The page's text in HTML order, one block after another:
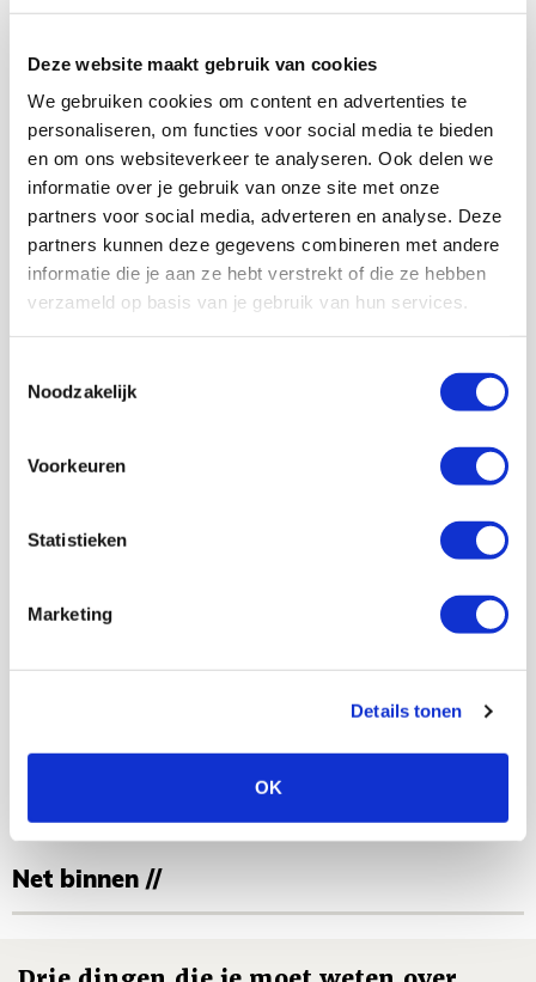
Deze website maakt gebruik van cookies
We gebruiken cookies om content en advertenties te
personaliseren, om functies voor social media te bieden
en om ons websiteverkeer te analyseren. Ook delen we
informatie over je gebruik van onze site met onze
partners voor social media, adverteren en analyse. Deze
partners kunnen deze gegevens combineren met andere
informatie die je aan ze hebt verstrekt of die ze hebben
verzameld op basis van je gebruik van hun services.
Noodzakelijk
Voorkeuren
Statistieken
Marketing
Details tonen
OK
Floris Roos
Bekijk alle berichten van Floris Roos
Net binnen //